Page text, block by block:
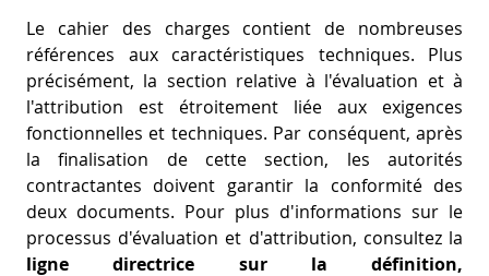
Le cahier des charges contient de nombreuses
références aux caractéristiques techniques. Plus
précisément, la section relative à l'évaluation et à
l'attribution est étroitement liée aux exigences
fonctionnelles et techniques. Par conséquent, après
la finalisation de cette section, les autorités
contractantes doivent garantir la conformité des
deux documents. Pour plus d'informations sur le
processus d'évaluation et d'attribution, consultez la
ligne directrice sur la définition,